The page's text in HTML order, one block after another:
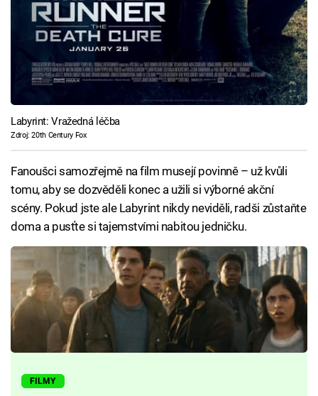
Labyrint: Vražedná léčba
Zdroj: 20th Century Fox
Fanoušci samozřejmě na film musejí povinně – už kvůli
tomu, aby se dozvěděli konec a užili si výborné akční
scény. Pokud jste ale Labyrint nikdy neviděli, radši zůstaňte
doma a pusťte si tajemstvími nabitou jedničku.
FILMY